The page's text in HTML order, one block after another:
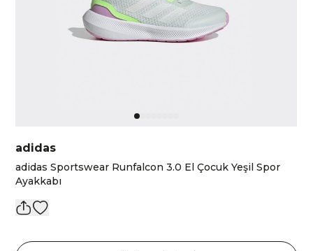
adidas
adidas Sportswear Runfalcon 3.0 El Çocuk Yeşil Spor
Ayakkabı